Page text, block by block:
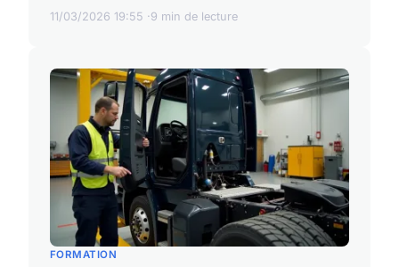
11/03/2026 19:55 9 min de lecture
FORMATION